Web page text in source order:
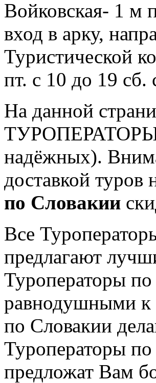
Войковская- 1 м
вход в арку,
Туристической
пт. с 10 до 19
На данной
надёжных).
доставкой туров
по Словакии
Все
предлагают
Туроператоры
равнодушными к
по Словакии
Туроператоры
предложат Вам